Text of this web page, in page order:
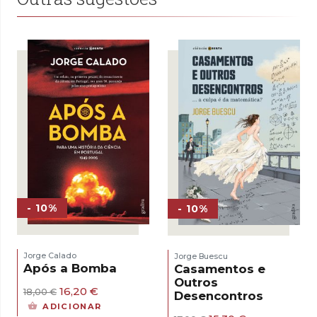
- 10%
Jorge Calado
Após a Bomba
18,00€ O
preço
16,20 €
preço
ADICIONAR
- 10%
Jorge Buescu
Casamentos e
Outros
Desencontros